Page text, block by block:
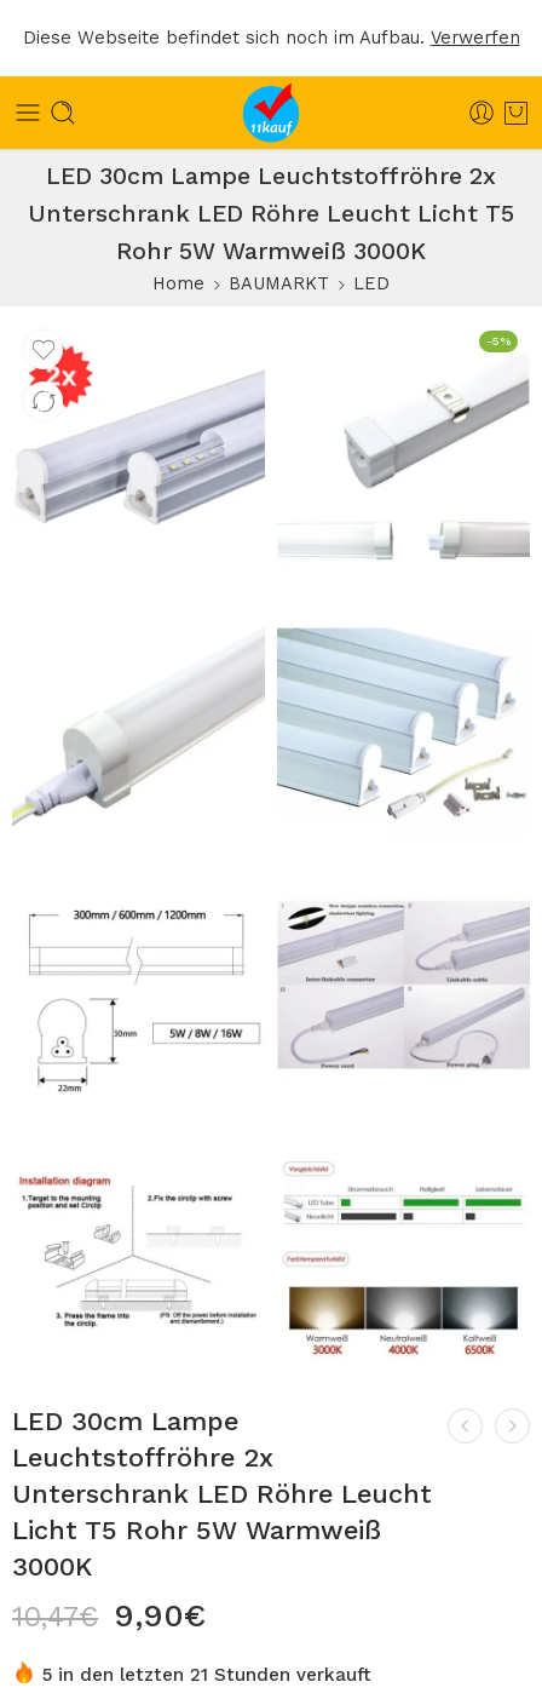
Diese Webseite befindet sich noch im Aufbau. Verwerfen
LED 30cm Lampe Leuchtstoffröhre 2x
Unterschrank LED Röhre Leucht Licht T5
Rohr 5W Warmweiß 3000K
Home BAUMARKT LED
-5%
LED 30cm Lampe
Leuchtstoffröhre 2x
Unterschrank LED Röhre Leucht
Licht T5 Rohr 5W Warmweiß
3000K
10,47€ 9,90€
5 in den letzten 21 Stunden verkauft